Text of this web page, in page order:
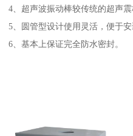
4、超声波振动棒较传统的超声
5、圆管型设计使用灵活，便于安
6、基本上保证完全防水密封。